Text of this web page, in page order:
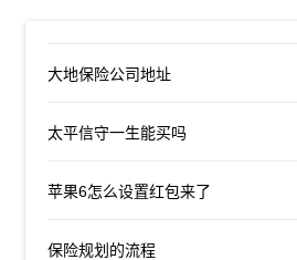
大地保险公司地址
太平信守一生能买吗
苹果6怎么设置红包来了
保险规划的流程